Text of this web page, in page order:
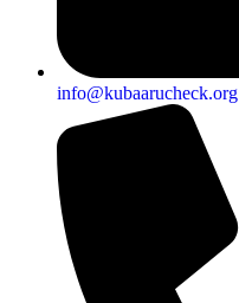
info@kubaarucheck.org